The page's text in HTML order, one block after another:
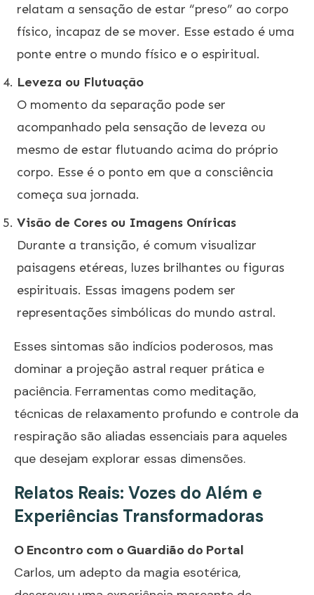
relatam a sensação de estar “preso” ao corpo
físico, incapaz de se mover. Esse estado é uma
ponte entre o mundo físico e o espiritual.
Leveza ou Flutuação
O momento da separação pode ser
acompanhado pela sensação de leveza ou
mesmo de estar flutuando acima do próprio
corpo. Esse é o ponto em que a consciência
começa sua jornada.
Visão de Cores ou Imagens Oníricas
Durante a transição, é comum visualizar
paisagens etéreas, luzes brilhantes ou figuras
espirituais. Essas imagens podem ser
representações simbólicas do mundo astral.
Esses sintomas são indícios poderosos, mas
dominar a projeção astral requer prática e
paciência. Ferramentas como meditação,
técnicas de relaxamento profundo e controle da
respiração são aliadas essenciais para aqueles
que desejam explorar essas dimensões.
Relatos Reais: Vozes do Além e
Experiências Transformadoras
O Encontro com o Guardião do Portal
Carlos, um adepto da magia esotérica,